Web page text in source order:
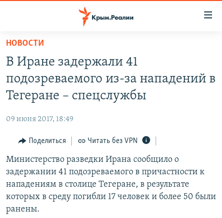
Вернуться
основному
содержанию
Вернутся
главной
Вернутся
поиску
СПЕЦПРОЕКТЫ
11 ЛЕТ ОККУПАЦИИ КРЫМА. 11 ИСТОРИЙ СОПРОТИВЛЕНИЯ
ВОДА
ЕЩЕ
ИНТЕРАКТИВ
ИНФОГРАФИКА
ТЕЛЕПРОЕКТ КРЫМ.РЕАЛИИ
СОВЕТЫ ПРАВОЗАЩИТНИКОВ
ПРОПАВШИЕ БЕЗ ВЕСТИ
РАДІО СВОБОДА
КАК ОБОЙТИ БЛОКИРОВКУ
Українською
Qırımtatar
НОВОСТИ
В Иране задержали 41
подозреваемого из-за нападений в
Тегеране – спецслужбы
09 июня 2017, 18:49
Поделиться Читать без VPN
Министерство разведки Ирана сообщило о
задержании 41 подозреваемого в причастности к
нападениям в столице Тегеране, в результате
которых в среду погибли 17 человек и более 50 были
ранены.